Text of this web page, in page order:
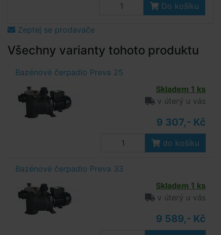
Do košíku
Zeptej se prodavače
Všechny varianty tohoto produktu
Bazénové čerpadlo Preva 25
Skladem 1 ks
v úterý u vás
9 307,- Kč
do košíku
Bazénové čerpadlo Preva 33
Skladem 1 ks
v úterý u vás
9 589,- Kč